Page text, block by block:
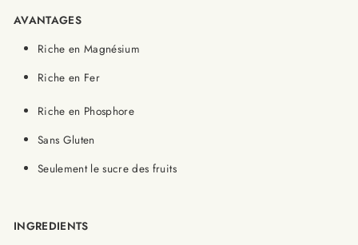
AVANTAGES
Riche en Magnésium
Riche en Fer
Riche en Phosphore
Sans Gluten
Seulement le sucre des fruits
INGREDIENTS